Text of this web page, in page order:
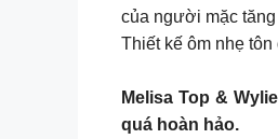
của người mặc tăng
Thiết kế ôm nhẹ
Melisa Top &
quá hoàn hảo.